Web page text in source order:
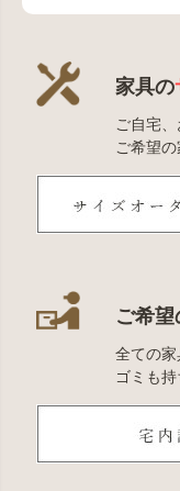
家具の
ご自宅
ご希望
ご希
全ての家
ゴミも